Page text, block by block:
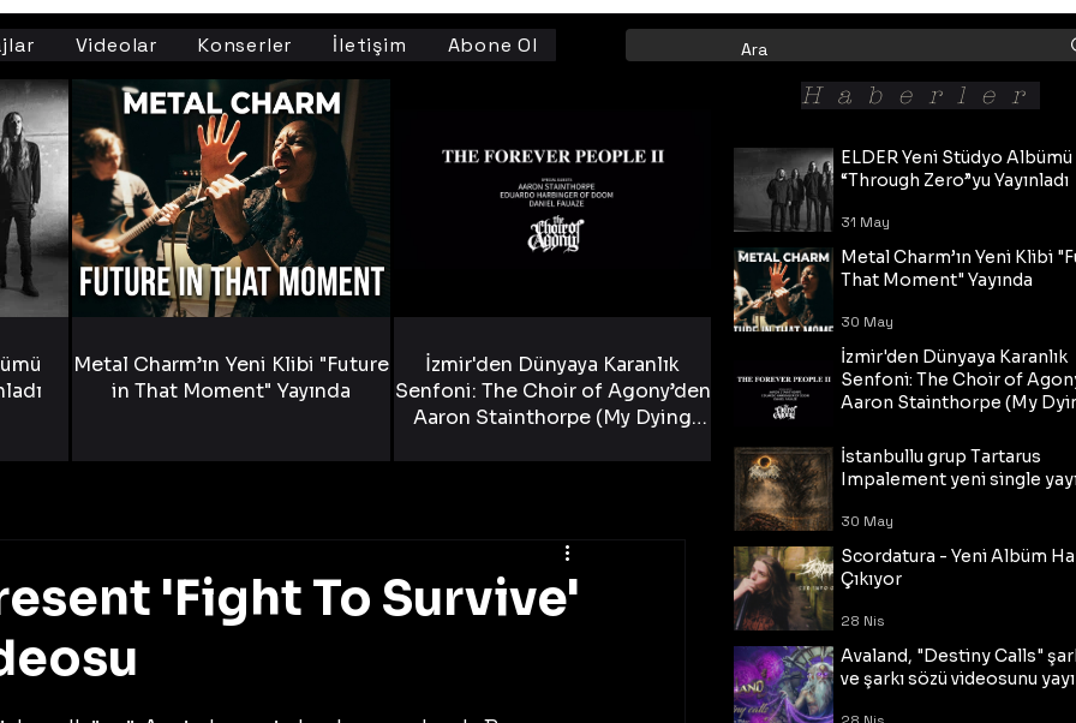
Videolar Konserler İletişim Abone Ol
'Fight To Survive'
Metal Charm’ın Yeni Klibi "Future
in That Moment" Yayında
İzmir'den Dünyaya Karanlık
Senfoni: The Choir of Agony’den
Aaron Stainthorpe (My Dying
ELDER Yeni Stüdyo Albümü
“Through Zero”yu Yayınladı
31 May
Metal Charm’ın Yeni Klibi
That Moment" Yayında
30 May
İzmir'den Dünyaya Karanlık
Senfoni: The Choir of
Aaron Stainthorpe (My
Tekli!
30 May
İstanbullu grup Tartarus
Impalement yeni single
30 May
Scordatura - Yeni Albüm
Çıkıyor
28 Nis
Avaland, "Destiny Calls"
ve şarkı sözü videosunu
Haberler